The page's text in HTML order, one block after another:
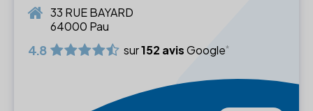
33 RUE BAYARD
64000 Pau
4.8 sur152 avisGoogle